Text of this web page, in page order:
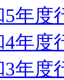
5年度
4年度
3年度